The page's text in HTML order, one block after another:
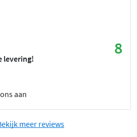
8
levering!
aan
meer reviews